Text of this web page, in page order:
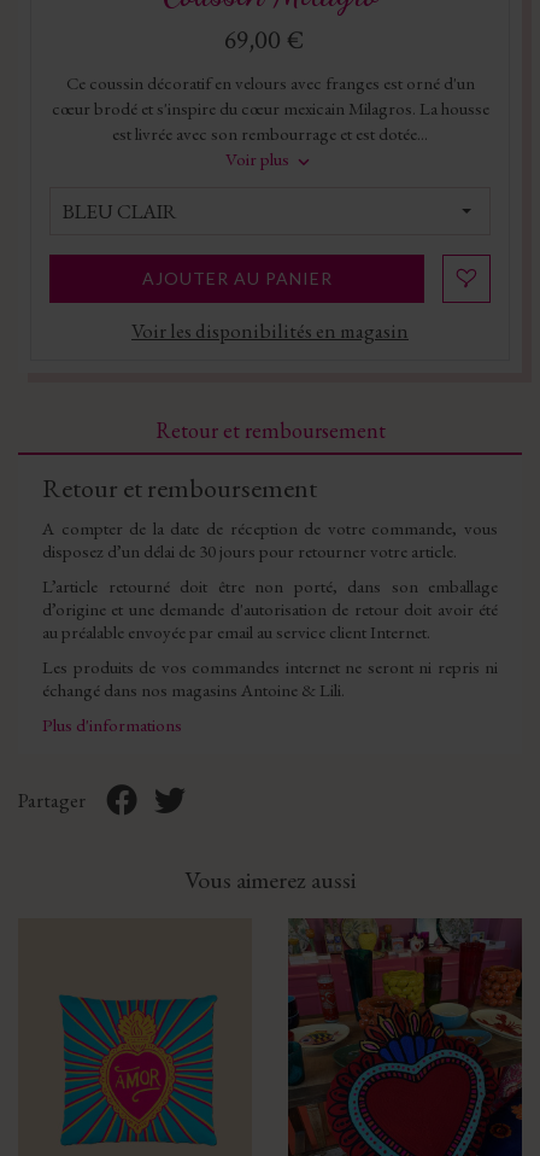
69,00 €
Ce coussin décoratif en velours avec franges est orné d'un
cœur brodé et s'inspire du cœur mexicain Milagros. La housse
est livrée avec son rembourrage et est dotée...
Voir plus
BLEU CLAIR
AJOUTER AU PANIER
Voir les disponibilités en magasin
Retour et remboursement
Retour et remboursement
A compter de la date de réception de votre commande, vous
disposez d’un délai de 30 jours pour retourner votre article.
L’article retourné doit être non porté, dans son emballage
d’origine et une demande d'autorisation de retour doit avoir été
au préalable envoyée par email au service client Internet.
Les produits de vos commandes internet ne seront ni repris ni
échangé dans nos magasins Antoine & Lili.
Plus d'informations
Partager
Vous aimerez aussi